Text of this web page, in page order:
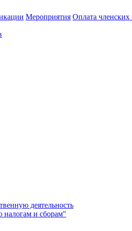
Мероприятия Оплата членских
деятельность
налогам и сборам"